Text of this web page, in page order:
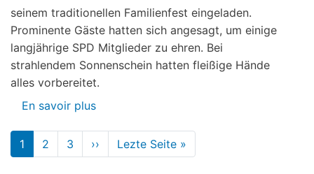
seinem traditionellen Familienfest eingeladen.
Prominente Gäste hatten sich angesagt, um einige
langjährige SPD Mitglieder zu ehren. Bei
strahlendem Sonnenschein hatten fleißige Hände
alles vorbereitet.
En savoir plus
2015
Pagination
1 2 3 ›› Page
suivante
Lezte Seite »
page